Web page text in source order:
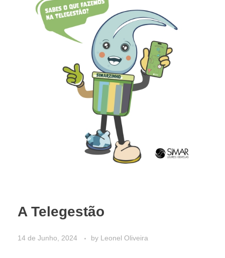
A Telegestão
14 de Junho, 2024 by Leonel Oliveira